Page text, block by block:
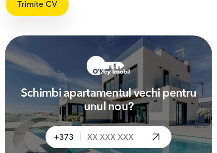
Trimite CV
Schimbi apartamentul vechi pentru
unul nou?
+373